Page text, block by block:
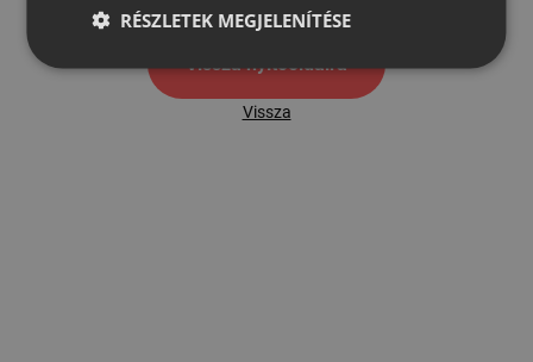
Vissza nyítóoldalra
Vissza
RÉSZLETEK MEGJELENÍTÉSE